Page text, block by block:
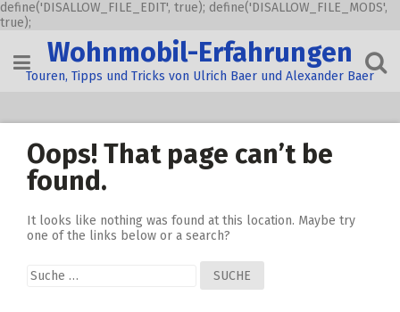
define('DISALLOW_FILE_EDIT', true); define('DISALLOW_FILE_MODS',
true);
content
Wohnmobil-Erfahrungen
Touren, Tipps und Tricks von Ulrich Baer und Alexander Baer
Oops! That page can’t be
found.
It looks like nothing was found at this location. Maybe try
one of the links below or a search?
Suche
nach: